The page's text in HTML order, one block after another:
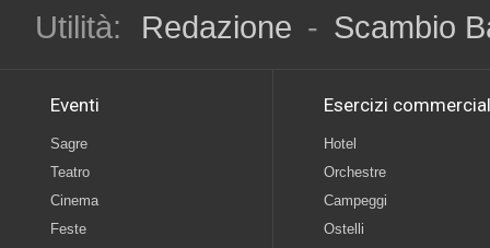
Utilità:
Redazione - Scambio
Eventi
Sagre
Teatro
Cinema
Feste
Esercizi
Hotel
Orchestre
Campeggi
Ostelli